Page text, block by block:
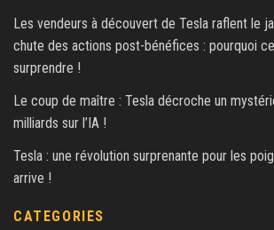
Les vendeurs à découvert de Tesla raflent le
chute des actions post-bénéfices : pourquoi
surprendre !
Le coup de maître : Tesla décroche un
milliards sur l’IA !
Tesla : une révolution surprenante pour les
arrive !
CATEGORIES